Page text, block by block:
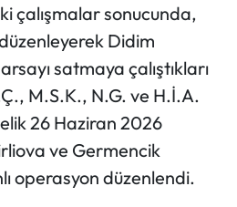
çalışmalar sonucunda,
Didim
satmaya çalıştıkları
M.S.K., N.G. ve H.İ.A.
26 Haziran 2026
ve Germencik
operasyon düzenlendi.